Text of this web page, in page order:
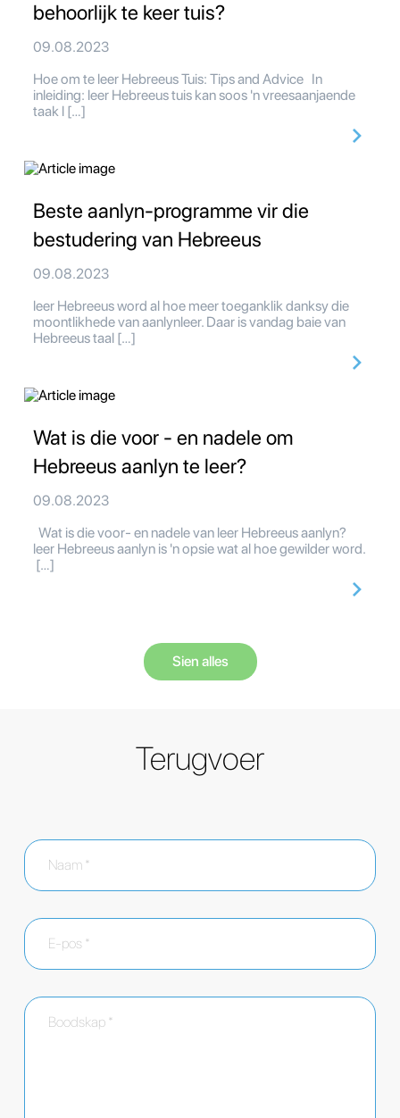
behoorlijk te keer tuis?
09.08.2023
Hoe om te leer Hebreeus Tuis: Tips and Advice In
inleiding: leer Hebreeus tuis kan soos 'n vreesaanjaende
taak l […]
Beste aanlyn-programme vir die
bestudering van Hebreeus
09.08.2023
leer Hebreeus word al hoe meer toeganklik danksy die
moontlikhede van aanlynleer. Daar is vandag baie van
Hebreeus taal […]
Wat is die voor - en nadele om
Hebreeus aanlyn te leer?
09.08.2023
Wat is die voor- en nadele van leer Hebreeus aanlyn?
leer Hebreeus aanlyn is 'n opsie wat al hoe gewilder word.
[…]
Sien alles
Terugvoer